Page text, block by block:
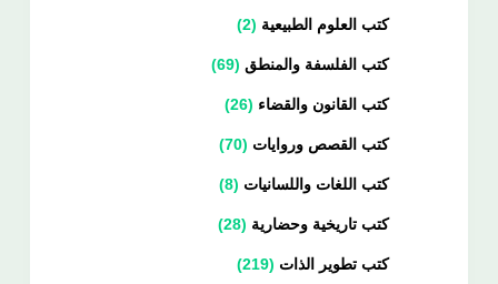
كتب العلوم الطبيعية 2
كتب الفلسفة والمنطق 69
كتب القانون والقضاء 26
كتب القصص وروايات 70
كتب اللغات واللسانيات 8
كتب تاريخية وحضارية 28
كتب تطوير الذات 219